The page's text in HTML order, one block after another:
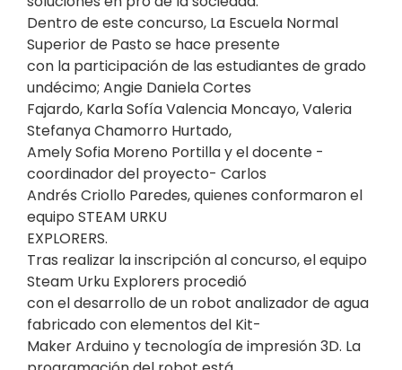
Dentro de este concurso, La Escuela Normal
Superior de Pasto se hace presente
con la participación de las estudiantes de grado
undécimo; Angie Daniela Cortes
Fajardo, Karla Sofía Valencia Moncayo, Valeria
Stefanya Chamorro Hurtado,
Amely Sofia Moreno Portilla y el docente -
coordinador del proyecto- Carlos
Andrés Criollo Paredes, quienes conformaron el
equipo STEAM URKU
EXPLORERS.
Tras realizar la inscripción al concurso, el equipo
Steam Urku Explorers procedió
con el desarrollo de un robot analizador de agua
fabricado con elementos del Kit-
Maker Arduino y tecnología de impresión 3D. La